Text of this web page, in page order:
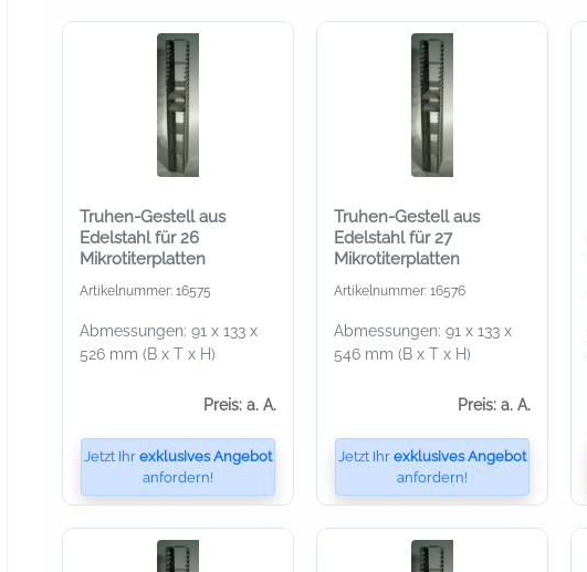
Truhen-Gestell aus
Edelstahl für 26
Mikrotiterplatten
Artikelnummer: 16575
Abmessungen: 91 x 133 x
526 mm (B x T x H)
Preis: a. A.
Jetzt Ihr exklusives Angebot
anfordern!
Truhen-Gestell aus
Edelstahl für 27
Mikrotiterplatten
Artikelnummer: 16576
Abmessungen: 91 x 133 x
546 mm (B x T x H)
Preis: a. A.
Jetzt Ihr exklusives Angebot
anfordern!